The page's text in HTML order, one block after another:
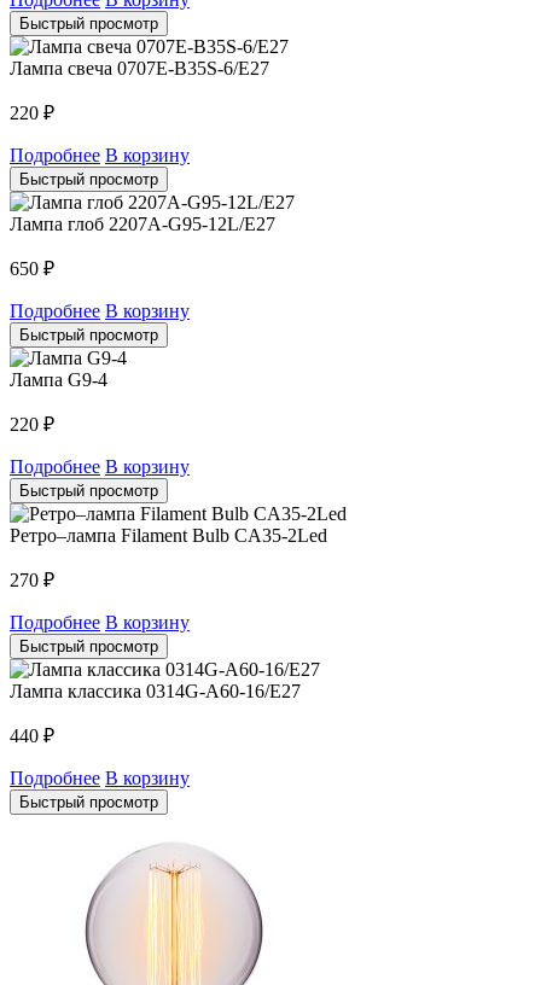
Быстрый просмотр
Лампа свеча 0707E-B35S-6/E27
220 ₽
Подробнее В корзину
Быстрый просмотр
Лампа глоб 2207A-G95-12L/E27
650 ₽
Подробнее В корзину
Быстрый просмотр
Лампа G9-4
220 ₽
Подробнее В корзину
Быстрый просмотр
Ретро–лампа Filament Bulb CA35-2Led
270 ₽
Подробнее В корзину
Быстрый просмотр
Лампа классика 0314G-A60-16/E27
440 ₽
Подробнее В корзину
Быстрый просмотр